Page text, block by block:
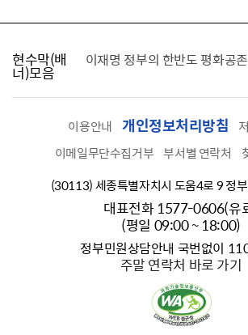
현수막(배
너)모음
찾습니다 이재명 정부의 한반도 평화공
이용안내 개인정보처리방침
이메일무단수집거부 부서별 연락처
(30113) 세종특별자치시 도움4로 9 정
대표전화 1577-0606(유
(평일 09:00 ~ 18:00)
정부민원상담안내 국번없이
주말 연락처 바로 가기